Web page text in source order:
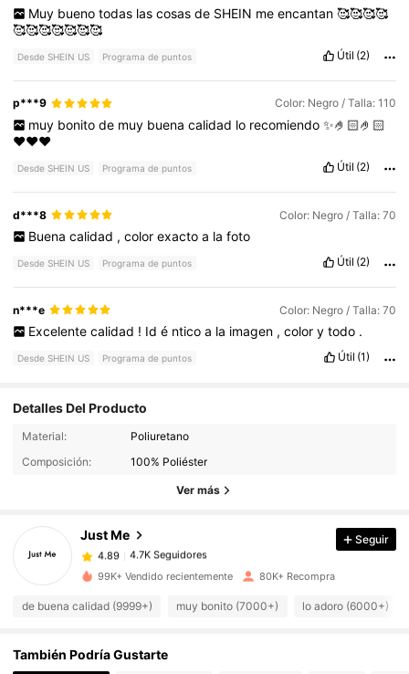
Muy bueno todas las cosas de SHEIN me encantan 🥰🥰🥰🥰
🥰🥰🥰🥰🥰🥰🥰
Desde SHEIN US Programa de puntos Útil (2)
p***9 Color: Negro / Talla: 110
muy bonito de muy buena calidad lo recomiendo ✨🤌🏻🤌🏻
❤️❤️❤️
Desde SHEIN US Programa de puntos Útil (2)
d***8 Color: Negro / Talla: 70
Buena calidad , color exacto a la foto
Desde SHEIN US Programa de puntos Útil (2)
n***e Color: Negro / Talla: 70
Excelente calidad ! Id é ntico a la imagen , color y todo .
Desde SHEIN US Programa de puntos Útil (1)
Detalles Del Producto
Material:
Poliuretano
Composición:
100% Poliéster
Ver más
Just Me
4.7K Seguidores
4.7K Seguidores
j***3 pagóHace 4 horas
4.89 4.7K Seguidores
4.89 4.7K Seguidores
Seguir
99K+ Vendido recientemente 80K+ Recompra
de buena calidad (9999+) muy bonito (7000+) lo adoro (6000+)
También Podría Gustarte